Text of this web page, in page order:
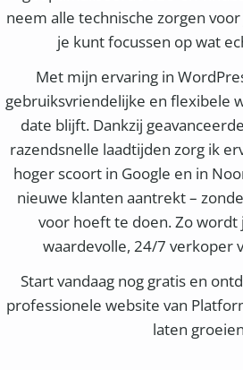
neem alle technische zorgen
je kunt focussen op wat
Met mijn ervaring in
gebruiksvriendelijke en flexibele
date blijft. Dankzij
razendsnelle laadtijden zorg ik
hoger scoort in Google en in
nieuwe klanten aantrekt –
voor hoeft te doen. Zo wordt
waardevolle, 24/7 verkoper
Start vandaag nog gratis en
professionele website van
laten